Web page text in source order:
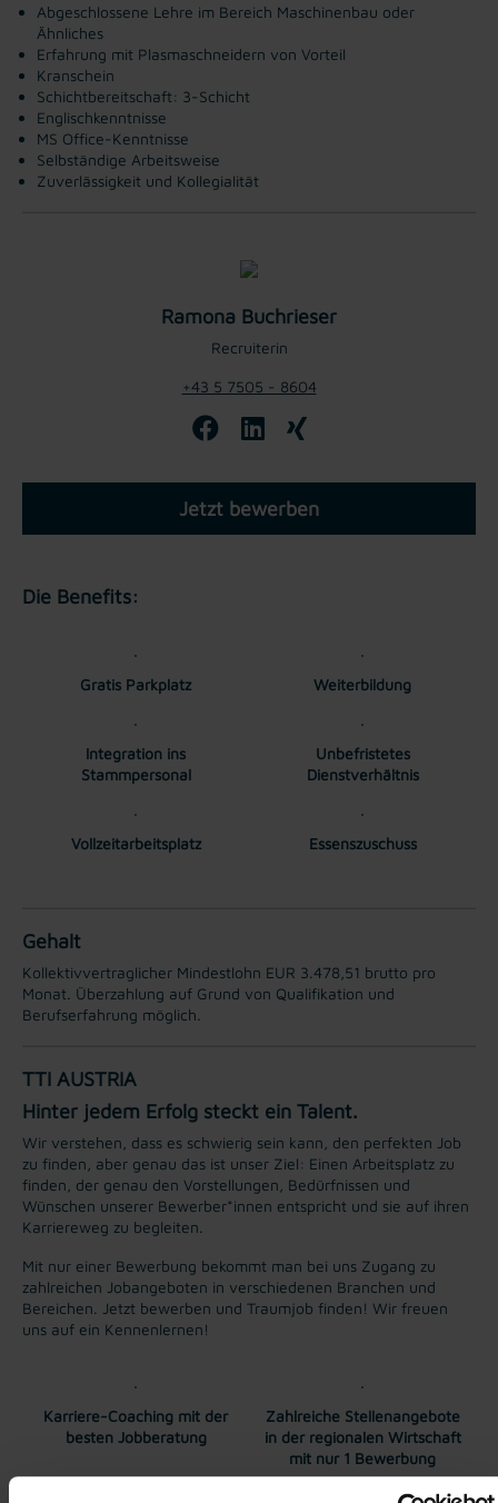
Abgeschlossene Lehre im Bereich Maschinenbau oder
Ähnliches
Erfahrung mit Plasmaschneidern von Vorteil
Kranschein
Schichtbereitschaft: 3-Schicht
Englischkenntnisse
MS Office-Kenntnisse
Selbständige Arbeitsweise
Zuverlässigkeit und Kollegialität
Ramona Buchrieser
Recruiterin
+43 5 7505 - 8604
Jetzt bewerben
Die Benefits:
Gratis Parkplatz Weiterbildung
Integration ins
Stammpersonal
Unbefristetes
Dienstverhältnis
Vollzeitarbeitsplatz Essenszuschuss
Gehalt
Kollektivvertraglicher Mindestlohn EUR 3.478,51 brutto pro
Monat. Überzahlung auf Grund von Qualifikation und
Berufserfahrung möglich.
TTI AUSTRIA
Hinter jedem Erfolg steckt ein Talent.
Wir verstehen, dass es schwierig sein kann, den perfekten Job
zu finden, aber genau das ist unser Ziel: Einen Arbeitsplatz zu
finden, der genau den Vorstellungen, Bedürfnissen und
Wünschen unserer Bewerber*innen entspricht und sie auf ihren
Karriereweg zu begleiten.
Mit nur einer Bewerbung bekommt man bei uns Zugang zu
zahlreichen Jobangeboten in verschiedenen Branchen und
Bereichen. Jetzt bewerben und Traumjob finden! Wir freuen
uns auf ein Kennenlernen!
Karriere-Coaching mit der
besten Jobberatung
Zahlreiche Stellenangebote
in der regionalen Wirtschaft
mit nur 1 Bewerbung